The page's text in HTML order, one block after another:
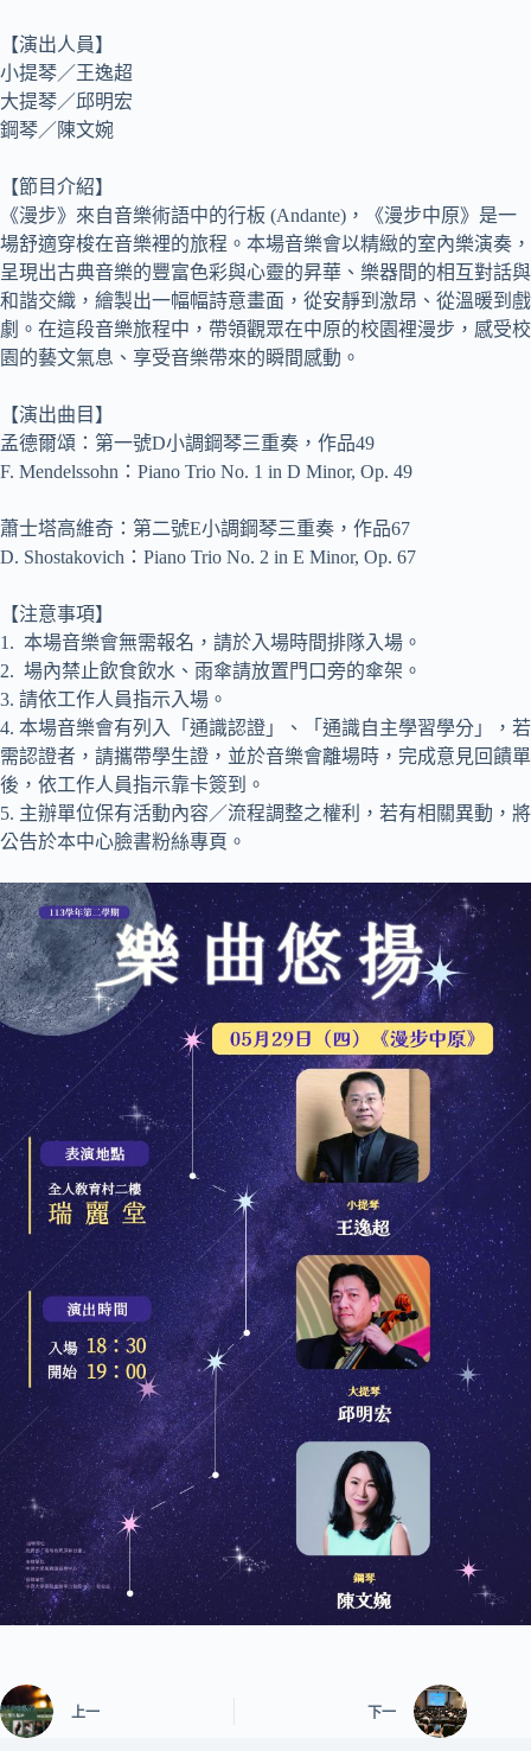
【演出人員】
小提琴／王逸超
大提琴／邱明宏
鋼琴／陳文婉
【節目介紹】
《漫步》來自音樂術語中的行板 (Andante)，《漫步中原》是一
場舒適穿梭在音樂裡的旅程。本場音樂會以精緻的室內樂演奏，
呈現出古典音樂的豐富色彩與心靈的昇華、樂器間的相互對話與
和諧交織，繪製出一幅幅詩意畫面，從安靜到激昂、從溫暖到戲
劇。在這段音樂旅程中，帶領觀眾在中原的校園裡漫步，感受校
園的藝文氣息、享受音樂帶來的瞬間感動。
【演出曲目】
孟德爾頌：第一號D小調鋼琴三重奏，作品49
F. Mendelssohn：Piano Trio No. 1 in D Minor, Op. 49
蕭士塔高維奇：第二號E小調鋼琴三重奏，作品67
D. Shostakovich：Piano Trio No. 2 in E Minor, Op. 67
【注意事項】
1. 本場音樂會無需報名，請於入場時間排隊入場。
2. 場內禁止飲食飲水、雨傘請放置門口旁的傘架。
3. 請依工作人員指示入場。
4. 本場音樂會有列入「通識認證」、「通識自主學習學分」，若
需認證者，請攜帶學生證，並於音樂會離場時，完成意見回饋單
後，依工作人員指示靠卡簽到。
5. 主辦單位保有活動內容／流程調整之權利，若有相關異動，將
公告於本中心臉書粉絲專頁。
上一 下一